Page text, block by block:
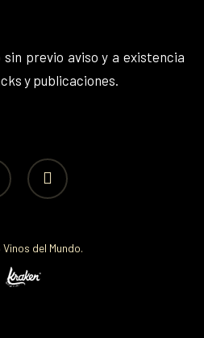
previo aviso y a existencia
y publicaciones.
instagram
del Mundo.